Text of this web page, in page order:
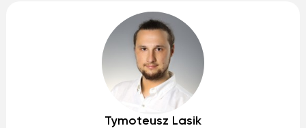
Tymoteusz Lasik